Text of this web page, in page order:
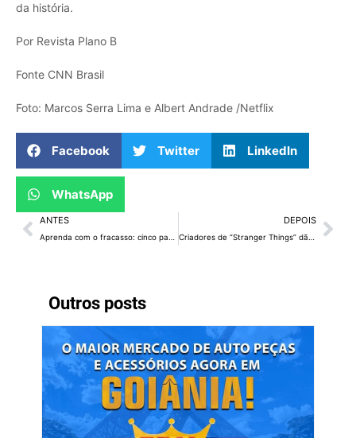
Outros posts
da história.
Por Revista Plano B
Fonte CNN Brasil
Foto: Marcos Serra Lima e Albert Andrade /Netflix
Facebook Twitter LinkedIn
WhatsApp
ANTES
Aprenda com o fracasso: cinco passos para transformar erros em força de liderança
DEPOIS
Criadores de “Stranger Things” dão dica sobre Vecna e Will em novo trailer